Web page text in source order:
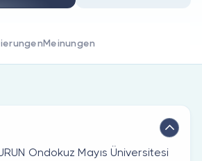
Meinungen
Ondokuz Mayıs Üniversitesi